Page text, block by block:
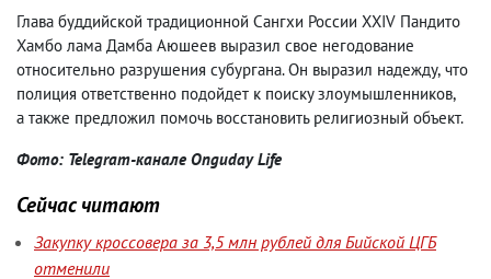
Глава буддийской традиционной Сангхи России XXIV Пандито
Хамбо лама Дамба Аюшеев выразил свое негодование
относительно разрушения субургана. Он выразил надежду, что
полиция ответственно подойдет к поиску злоумышленников,
а также предложил помочь восстановить религиозный объект.
Фото: Telegram-канале Onguday Life
Сейчас читают
Закупку кроссовера за 3,5 млн рублей для Бийской ЦГБ
отменили